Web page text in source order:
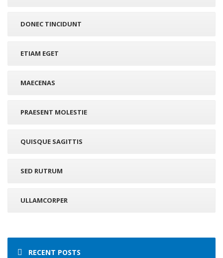
DONEC TINCIDUNT
ETIAM EGET
MAECENAS
PRAESENT MOLESTIE
QUISQUE SAGITTIS
SED RUTRUM
ULLAMCORPER
RECENT POSTS